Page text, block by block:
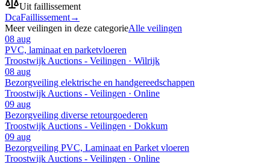
Uit faillissement
DcaFaillissement→
Meer veilingen in deze categorieAlle veilingen
08 aug
PVC, laminaat en parketvloeren
Troostwijk Auctions - Veilingen · Wilrijk
08 aug
Bezorgveiling elektrische en handgereedschappen
Troostwijk Auctions - Veilingen · Online
09 aug
Bezorgveiling diverse retourgoederen
Troostwijk Auctions - Veilingen · Dokkum
09 aug
Bezorgveiling PVC, Laminaat en Parket vloeren
Troostwijk Auctions - Veilingen · Online